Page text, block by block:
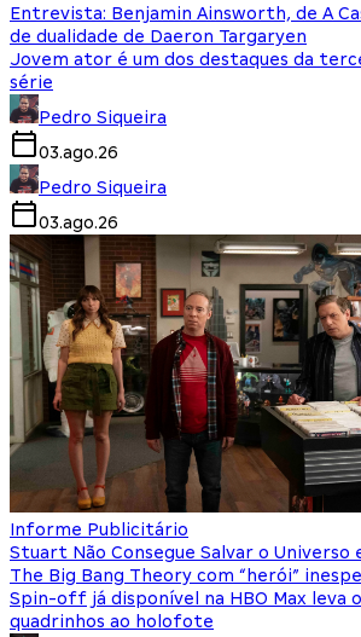
Entrevista: Benjamin Ainsworth, de A
de dualidade de Daeron Targaryen
Jovem ator é um dos destaques da
série
Pedro Siqueira
03.ago.26
Pedro Siqueira
03.ago.26
Informe Publicitário
Stuart Não Consegue Salvar o Universo
The Big Bang Theory com “herói”
Spin-off já disponível na HBO Max leva
quadrinhos ao holofote